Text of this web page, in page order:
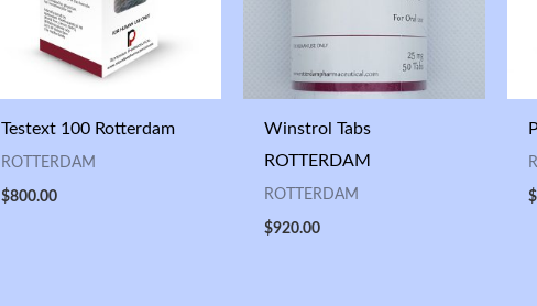
Testext 100 Rotterdam
ROTTERDAM
$800.00
Winstrol Tabs
ROTTERDAM
ROTTERDAM
$920.00
$